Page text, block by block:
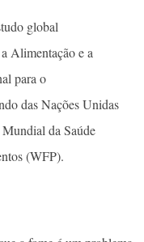
global
Alimentação e a
para o
das Nações Unidas
da Saúde
(WFP).